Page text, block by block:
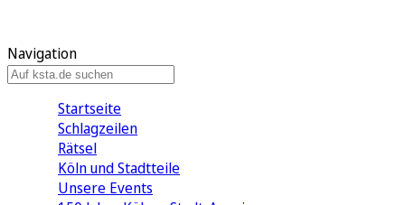
Navigation
Startseite
Schlagzeilen
Rätsel
Köln und Stadtteile
Unsere Events